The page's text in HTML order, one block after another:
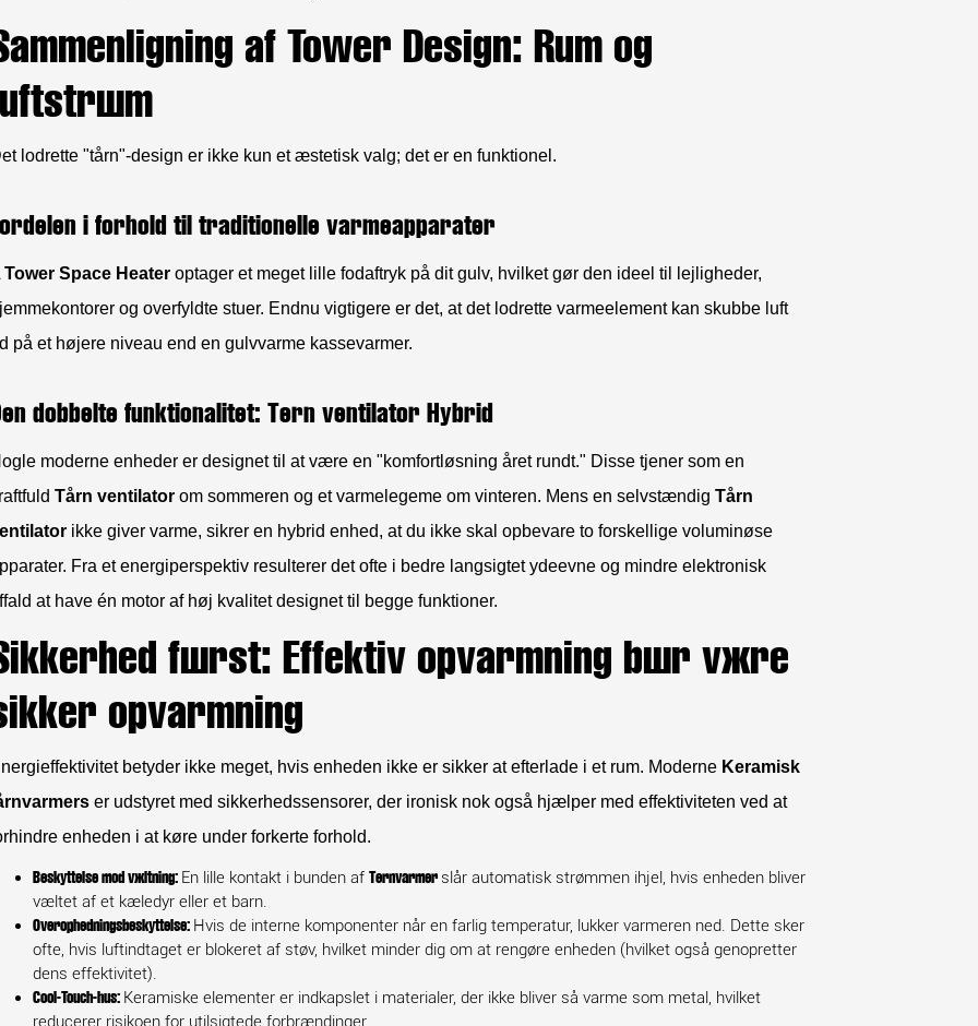
af Tower Design: Rum og
lodrette "tårn"-design er ikke kun et æstetisk valg; det er en funktionel.
i forhold til traditionelle varmeapparater
Tower Space Heater optager et meget lille fodaftryk på dit gulv, hvilket gør den ideel til lejligheder,
og overfyldte stuer. Endnu vigtigere er det, at det lodrette varmeelement kan skubbe luft
på et højere niveau end en gulvvarme kassevarmer.
dobbelte funktionalitet: Tårn ventilator Hybrid
moderne enheder er designet til at være en "komfortløsning året rundt." Disse tjener som en
Tårn ventilator om sommeren og et varmelegeme om vinteren. Mens en selvstændig Tårn
ikke giver varme, sikrer en hybrid enhed, at du ikke skal opbevare to forskellige voluminøse
Fra et energiperspektiv resulterer det ofte i bedre langsigtet ydeevne og mindre elektronisk
at have én motor af høj kvalitet designet til begge funktioner.
først: Effektiv opvarmning bør være
opvarmning
betyder ikke meget, hvis enheden ikke er sikker at efterlade i et rum. Moderne Keramisk
er udstyret med sikkerhedssensorer, der ironisk nok også hjælper med effektiviteten ved at
enheden i at køre under forkerte forhold.
Beskyttelse mod væltning: En lille kontakt i bunden af Tårnvarmer slår automatisk strømmen ihjel, hvis enheden bliver
væltet af et kæledyr eller et barn.
Overophedningsbeskyttelse: Hvis de interne komponenter når en farlig temperatur, lukker varmeren ned. Dette sker
ofte, hvis luftindtaget er blokeret af støv, hvilket minder dig om at rengøre enheden (hvilket også genopretter
dens effektivitet).
Cool-Touch-hus: Keramiske elementer er indkapslet i materialer, der ikke bliver så varme som metal, hvilket
reducerer risikoen for utilsigtede forbrændinger.